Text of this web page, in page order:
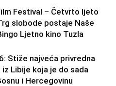
Festival – Četvrto ljeto
slobode postaje Naše
Ljetno kino Tuzla
Stiže najveća privredna
Libije koja je do sada
i Hercegovinu